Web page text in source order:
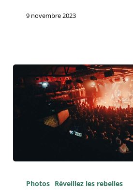
9 novembre 2023
Hanovre
Photos Réveillez les rebelles